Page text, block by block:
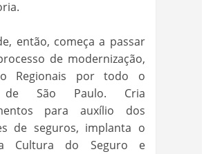
então, começa a passar
de modernização,
Regionais por todo o
de São Paulo. Cria
para auxílio dos
de seguros, implanta o
Cultura do Seguro e